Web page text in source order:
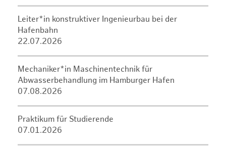
Leiter*in konstruktiver Ingenieurbau bei der
Hafenbahn
22.07.2026
Mechaniker*in Maschinentechnik für
Abwasserbehandlung im Hamburger Hafen
07.08.2026
Praktikum für Studierende
07.01.2026